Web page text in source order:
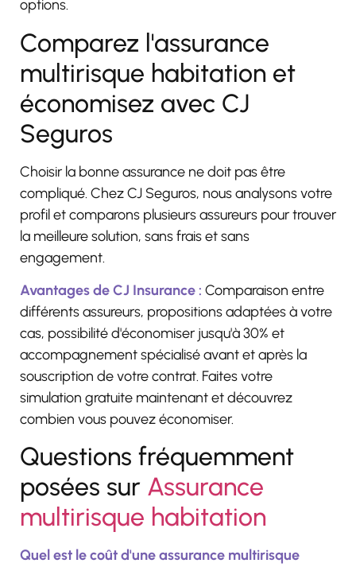
options.
Comparez l'assurance
multirisque habitation et
économisez avec CJ
Seguros
Choisir la bonne assurance ne doit pas être
compliqué. Chez CJ Seguros, nous analysons votre
profil et comparons plusieurs assureurs pour trouver
la meilleure solution, sans frais et sans
engagement.
Avantages de CJ Insurance : Comparaison entre
différents assureurs, propositions adaptées à votre
cas, possibilité d'économiser jusqu'à 30% et
accompagnement spécialisé avant et après la
souscription de votre contrat. Faites votre
simulation gratuite maintenant et découvrez
combien vous pouvez économiser.
Questions fréquemment
posées sur Assurance
multirisque habitation
Quel est le coût d'une assurance multirisque